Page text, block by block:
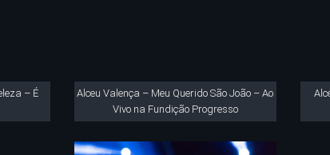
– É
Alceu Valença – Meu Querido São João – Ao
Vivo na Fundição Progresso